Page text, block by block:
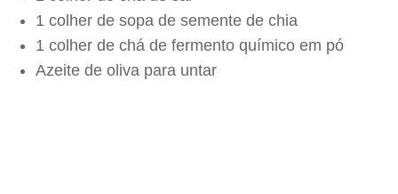
1 colher de sopa de semente de chia
1 colher de chá de fermento químico em pó
Azeite de oliva para untar